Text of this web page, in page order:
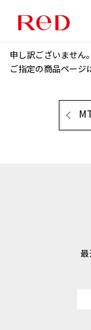
申し訳ございません。
ご指定の商品ページ
最